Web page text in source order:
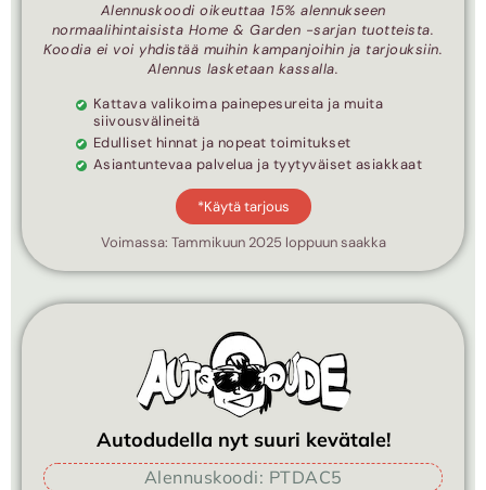
Alennuskoodi oikeuttaa 15% alennukseen
normaalihintaisista Home & Garden -sarjan tuotteista.
Koodia ei voi yhdistää muihin kampanjoihin ja tarjouksiin.
Alennus lasketaan kassalla.
Kattava valikoima painepesureita ja muita
siivousvälineitä
Edulliset hinnat ja nopeat toimitukset
Asiantuntevaa palvelua ja tyytyväiset asiakkaat
*Käytä tarjous
Voimassa: Tammikuun 2025 loppuun saakka
Autodudella nyt suuri kevätale!
Alennuskoodi: PTDAC5